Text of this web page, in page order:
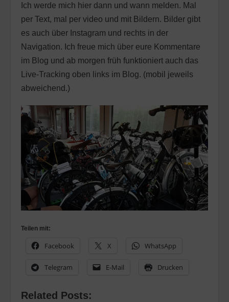
Ich werde mich hier dann und wann melden. Mal
per Text, mal per video und mit Bildern. Bilder gibt
es auch über Instagram und rechts in der
Navigation. Ich freue mich über eure Kommentare
im Blog und ab morgen früh funktioniert auch das
Live-Tracking oben links im Blog. (mobil jeweils
abweichend.)
Teilen mit:
Facebook X WhatsApp
Telegram E-Mail Drucken
Related Posts: